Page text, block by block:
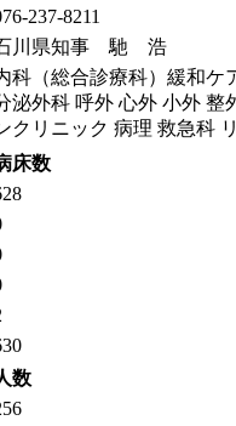
237-8211
川県知事 馳 浩
科（総合診療科）緩和ケ
泌外科 呼外 心外 小外 整
クリニック 病理 救急科
床数
数